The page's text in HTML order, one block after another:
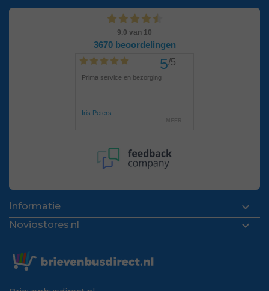
Informatie 
Noviostores.nl 